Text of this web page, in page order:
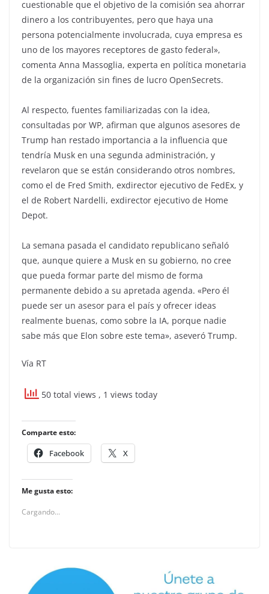
cuestionable que el objetivo de la comisión sea ahorrar
dinero a los contribuyentes, pero que haya una
persona potencialmente involucrada, cuya empresa es
uno de los mayores receptores de gasto federal»,
comenta Anna Massoglia, experta en política monetaria
de la organización sin fines de lucro OpenSecrets.
Al respecto, fuentes familiarizadas con la idea,
consultadas por WP, afirman que algunos asesores de
Trump han restado importancia a la influencia que
tendría Musk en una segunda administración, y
revelaron que se están considerando otros nombres,
como el de Fred Smith, exdirector ejecutivo de FedEx, y
el de Robert Nardelli, exdirector ejecutivo de Home
Depot.
La semana pasada el candidato republicano señaló
que, aunque quiere a Musk en su gobierno, no cree
que pueda formar parte del mismo de forma
permanente debido a su apretada agenda. «Pero él
puede ser un asesor para el país y ofrecer ideas
realmente buenas, como sobre la IA, porque nadie
sabe más que Elon sobre este tema», aseveró Trump.
Vía RT
50 total views , 1 views today
Comparte esto:
Facebook X
Me gusta esto:
Cargando...